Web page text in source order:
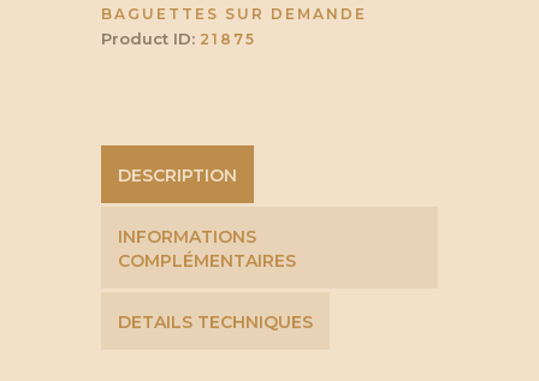
BAGUETTES SUR DEMANDE
Product ID: 21875
DESCRIPTION
INFORMATIONS
COMPLÉMENTAIRES
DETAILS TECHNIQUES